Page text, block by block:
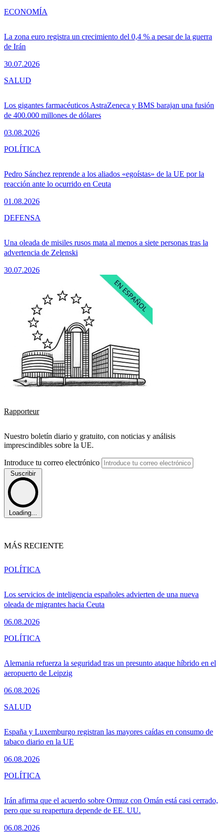
La zona euro registra un crecimiento del 0,4 % a pesar de la guerra
de Irán
30.07.2026
ECONOMÍA
Los gigantes farmacéuticos AstraZeneca y BMS barajan una fusión
de 400.000 millones de dólares
03.08.2026
SALUD
Pedro Sánchez reprende a los aliados «egoístas» de la UE por la
reacción ante lo ocurrido en Ceuta
01.08.2026
POLÍTICA
Una oleada de misiles rusos mata al menos a siete personas tras la
advertencia de Zelenski
30.07.2026
DEFENSA
Rapporteur
Nuestro boletín diario y gratuito, con noticias y análisis
imprescindibles sobre la UE.
Introduce tu correo electrónico
Suscribir
Loading...
MÁS RECIENTE
Los servicios de inteligencia españoles advierten de una nueva
oleada de migrantes hacia Ceuta
06.08.2026
POLÍTICA
Alemania refuerza la seguridad tras un presunto ataque híbrido en el
aeropuerto de Leipzig
06.08.2026
POLÍTICA
España y Luxemburgo registran las mayores caídas en consumo de
tabaco diario en la UE
06.08.2026
SALUD
Irán afirma que el acuerdo sobre Ormuz con Omán está casi cerrado,
pero que su reapertura depende de EE. UU.
06.08.2026
POLÍTICA